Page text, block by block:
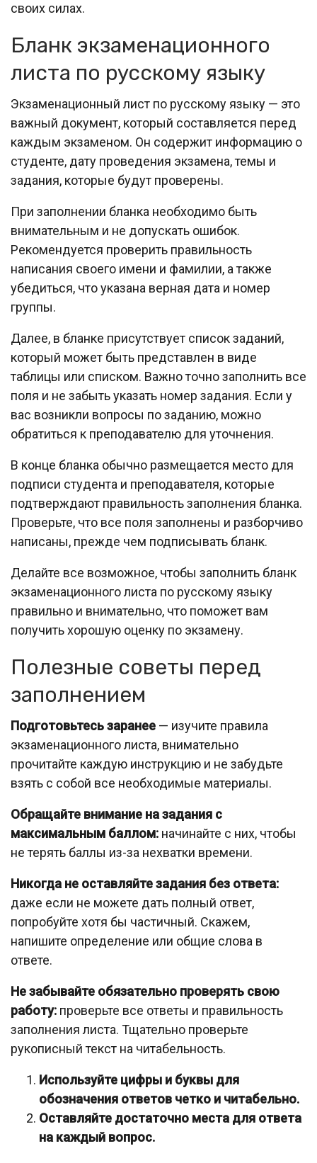
своих силах.
Бланк экзаменационного
листа по русскому языку
Экзаменационный лист по русскому языку — это
важный документ, который составляется перед
каждым экзаменом. Он содержит информацию о
студенте, дату проведения экзамена, темы и
задания, которые будут проверены.
При заполнении бланка необходимо быть
внимательным и не допускать ошибок.
Рекомендуется проверить правильность
написания своего имени и фамилии, а также
убедиться, что указана верная дата и номер
группы.
Далее, в бланке присутствует список заданий,
который может быть представлен в виде
таблицы или списком. Важно точно заполнить все
поля и не забыть указать номер задания. Если у
вас возникли вопросы по заданию, можно
обратиться к преподавателю для уточнения.
В конце бланка обычно размещается место для
подписи студента и преподавателя, которые
подтверждают правильность заполнения бланка.
Проверьте, что все поля заполнены и разборчиво
написаны, прежде чем подписывать бланк.
Делайте все возможное, чтобы заполнить бланк
экзаменационного листа по русскому языку
правильно и внимательно, что поможет вам
получить хорошую оценку по экзамену.
Полезные советы перед
заполнением
Подготовьтесь заранее — изучите правила
экзаменационного листа, внимательно
прочитайте каждую инструкцию и не забудьте
взять с собой все необходимые материалы.
Обращайте внимание на задания с
максимальным баллом: начинайте с них, чтобы
не терять баллы из-за нехватки времени.
Никогда не оставляйте задания без ответа:
даже если не можете дать полный ответ,
попробуйте хотя бы частичный. Скажем,
напишите определение или общие слова в
ответе.
Не забывайте обязательно проверять свою
работу: проверьте все ответы и правильность
заполнения листа. Тщательно проверьте
рукописный текст на читабельность.
Используйте цифры и буквы для
обозначения ответов четко и читабельно.
Оставляйте достаточно места для ответа
на каждый вопрос.